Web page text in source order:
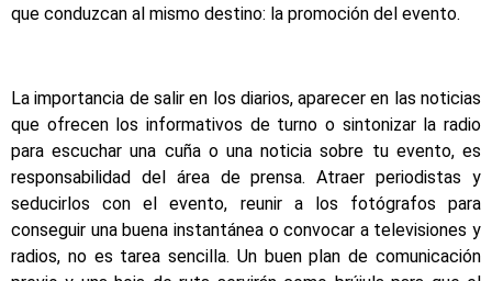
que conduzcan al mismo destino: la promoción del evento.
La importancia de salir en los diarios, aparecer en las noticias
que ofrecen los informativos de turno o sintonizar la radio
para escuchar una cuña o una noticia sobre tu evento, es
responsabilidad del área de prensa. Atraer periodistas y
seducirlos con el evento, reunir a los fotógrafos para
conseguir una buena instantánea o convocar a televisiones y
radios, no es tarea sencilla. Un buen plan de comunicación